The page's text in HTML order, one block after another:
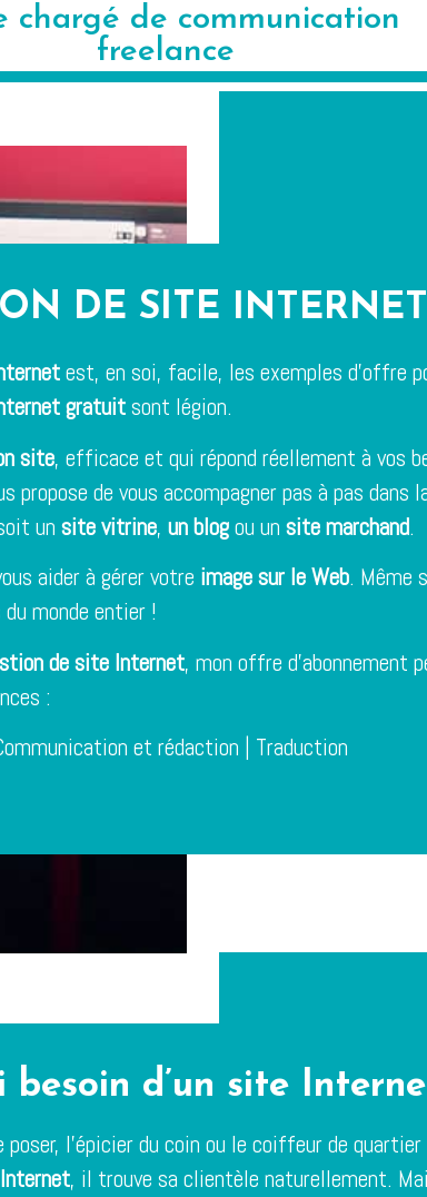
chargé de communication
freelance
DE SITE INTERNET
est, en soi, facile, les exemples d’offre
gratuitsont légion.
site, efficace et qui répond réellement à vos
propose de vous accompagner pas à pas dans
un site vitrine, un blogou un site marchand.
aider à gérer votre image sur le Web. Même
monde entier !
de site Internet, mon offre d’abonnement
:
et rédaction Traduction
besoin d’un site
l’épicier du coin ou le coiffeur de quartier
, il trouve sa clientèle naturellement.